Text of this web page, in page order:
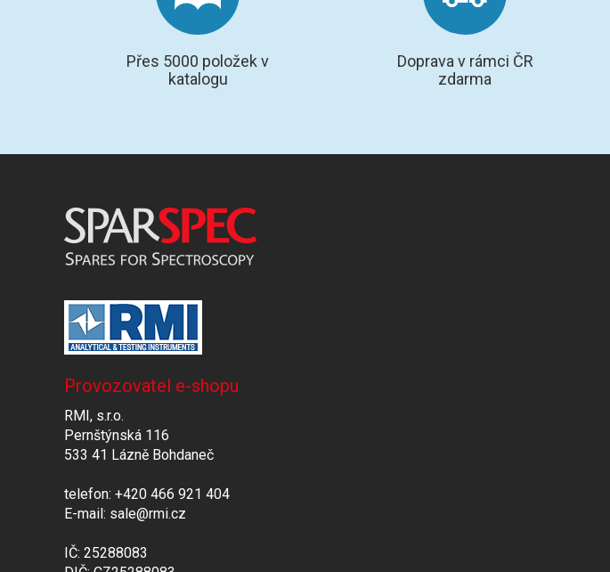
Přes 5000 položek v
katalogu
Doprava v rámci ČR
zdarma
Provozovatel e-shopu
RMI, s.r.o.
Pernštýnská 116
533 41 Lázně Bohdaneč
telefon: +420 466 921 404
E-mail: sale@rmi.cz
IČ: 25288083